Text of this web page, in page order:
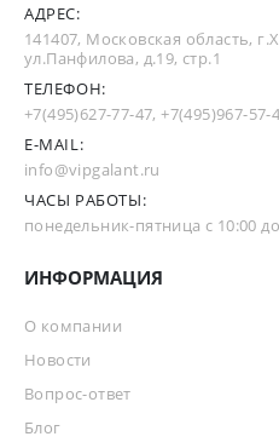
АДРЕС:
141407, Московская область,
ул.Панфилова, д.19, стр.1
ТЕЛЕФОН:
+7(495)627-77-47,+7(495)967-57-
E-MAIL:
info@vipgalant.ru
ЧАСЫ РАБОТЫ:
понедельник-пятница с 10:00
ИНФОРМАЦИЯ
О компании
Новости
Вопрос-ответ
Блог